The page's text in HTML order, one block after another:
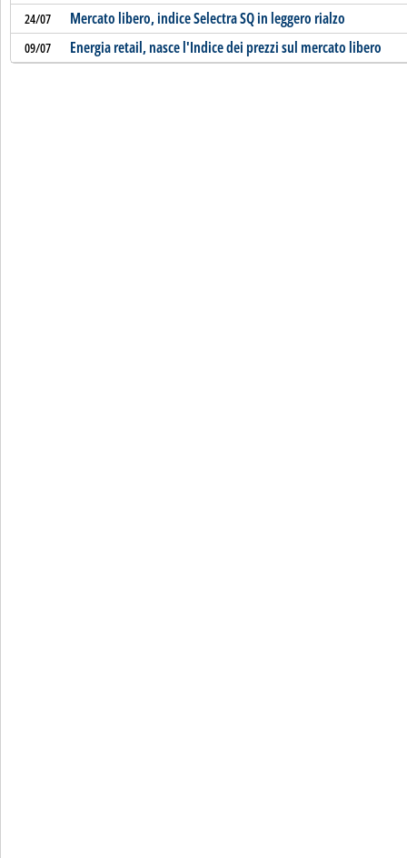
24/07 Mercato libero, indice Selectra SQ in leggero rialzo
09/07 Energia retail, nasce l'Indice dei prezzi sul mercato libero